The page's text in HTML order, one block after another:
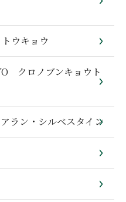
ウキョウ
クロノブンキョウト
ン・シルベスタイン